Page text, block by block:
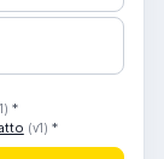
*
(v1) *